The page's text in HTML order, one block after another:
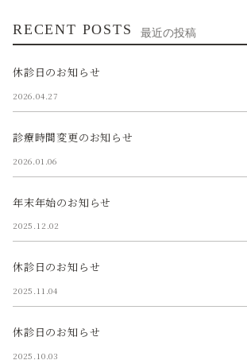
RECENT POSTS 最近の投稿
休診日のお知らせ
2026.04.27
診療時間変更のお知らせ
2026.01.06
年末年始のお知らせ
2025.12.02
休診日のお知らせ
2025.11.04
休診日のお知らせ
2025.10.03